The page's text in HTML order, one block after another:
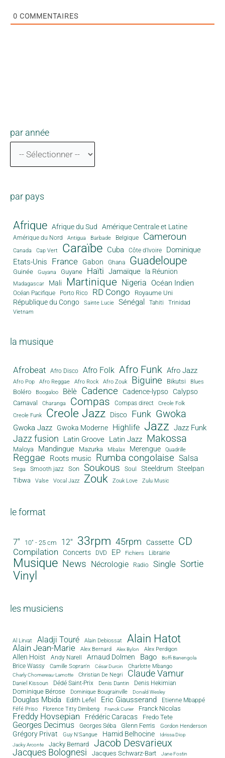
0 COMMENTAIRES
par année
par pays
Afrique Afrique du Sud Amérique Centrale et Latine
Amérique du Nord Antigua Barbade Belgique Cameroun
Canada Cap Vert Caraïbe Cuba Côte d'Ivoire
Dominique
Etats-Unis
France Gabon Ghana Guadeloupe
Guinée Guyana Guyane Haïti Jamaïque la Réunion
Madagascar Mali Martinique Nigeria Océan Indien
Océan Pacifique Porto Rico RD Congo Royaume Uni
République du Congo Sainte Lucie Sénégal Tahiti Trinidad
Vietnam
la musique
Afrobeat Afro Disco Afro Folk Afro Funk Afro Jazz
Afro Pop Afro Reggae Afro Rock Afro Zouk Biguine Bikutsi Blues
Boléro Boogaloo Bèlè Cadence Cadence-lypso Calypso
Carnaval Charanga Compas Compas direct
Creole Folk
Creole Funk
Creole Jazz Disco Funk Gwoka
Gwoka Jazz Gwoka Moderne Highlife Jazz Jazz Funk
Jazz fusion Latin Groove Latin Jazz Makossa
Maloya Mandingue Mazurka Mbalax Merengue Quadrille
Reggae Roots music Rumba congolaise Salsa
Sega Smooth jazz Son Soukous Soul Steeldrum Steelpan
Tibwa Valse Vocal Jazz Zouk Zouk Love Zulu Music
le format
7" 10" - 25 cm 12" 33rpm 45rpm Cassette CD
Compilation Concerts DVD EP Fichiers Librairie
Musique News Nécrologie Radio Single Sortie
Vinyl
les musiciens
Al Lirvat Aladji Touré Alain Debiossat Alain Hatot
Alain Jean-Marie Alex Bernard Alex Bylon Alex Perdigon
Allen Hoist Andy Narell Arnaud Dolmen Bago Boffi Banengola
Brice Wassy Camille Sopran'n César Durcin Charlotte Mbango
Charly Chomereau-Lamotte Christian De Negri Claude Vamur
Daniel Kissoun Dédé Saint-Prix Denis Dantin Denis Hekimian
Dominique Bérose Dominique Bougrainville Donald Wesley
Douglas Mbida Edith Lefel Eric Giausserand Etienne Mbappé
Féfé Priso Florence Titty Dimbeng Franck Curier Franck Nicolas
Freddy Hovsepian Frédéric Caracas Fredo Tete
Georges Decimus Georges Séba Glenn Ferris Gordon Henderson
Grégory Privat Guy N'Sangue Hamid Belhocine
Idrissa Diop
Jacky Arconte
Jacky Bernard Jacob Desvarieux
Jacques Bolognesi Jacques Schwarz-Bart Jane Fostin